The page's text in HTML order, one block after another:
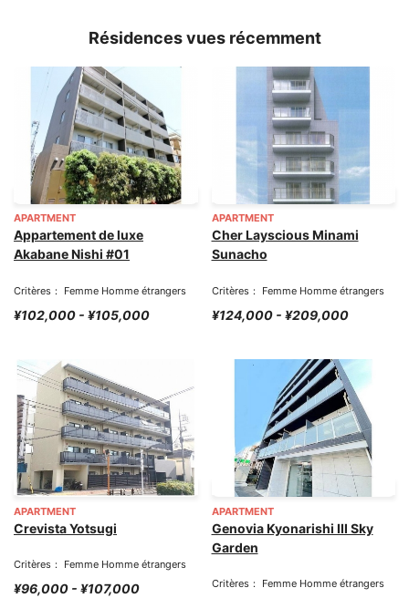
Résidences vues récemment
APARTMENT
Appartement de luxe
Akabane Nishi #01
Critères： Femme Homme étrangers
¥102,000 - ¥105,000
APARTMENT
Cher Layscious Minami
Sunacho
Critères： Femme Homme étrangers
¥124,000 - ¥209,000
APARTMENT
Crevista Yotsugi
Critères： Femme Homme étrangers
¥96,000 - ¥107,000
APARTMENT
Genovia Kyonarishi III Sky
Garden
Critères： Femme Homme étrangers